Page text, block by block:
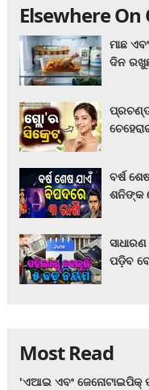
Elsewhere On
ମାଛ
ଦିନ
ପ୍ରଚଣ୍ଡ
ବର୍ଷ
ଶନିଙ୍କ
ପଡ଼ିବ
Most Read
'ଏଆଇ ଏବଂ ଜେନୋଟାଇପିକ୍